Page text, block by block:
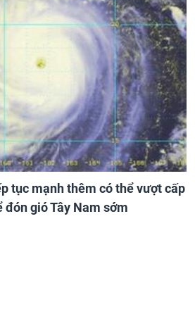
tục mạnh thêm có thể vượt cấp
đón gió Tây Nam sớm